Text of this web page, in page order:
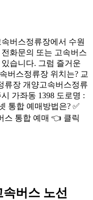
버스정류장에서 수원
화문의 또는 고속버스
습니다. 그럼 즐거운
버스정류장 위치는? 교
류장 개양고속버스정류
가좌동 1398 도로명 :
통합 예매방법은? ✅
스 통합 예매 👈 클릭
버스 노선